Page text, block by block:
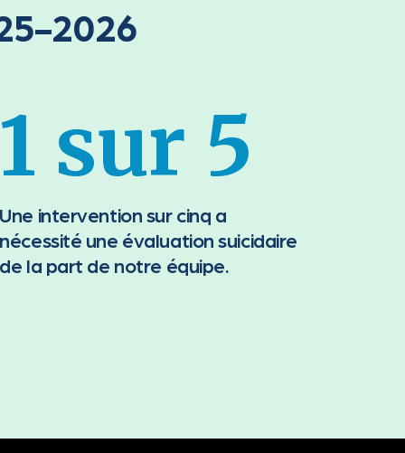
2026
1 sur 5
Une intervention sur cinq a
nécessité une évaluation suicidaire
de la part de notre équipe.